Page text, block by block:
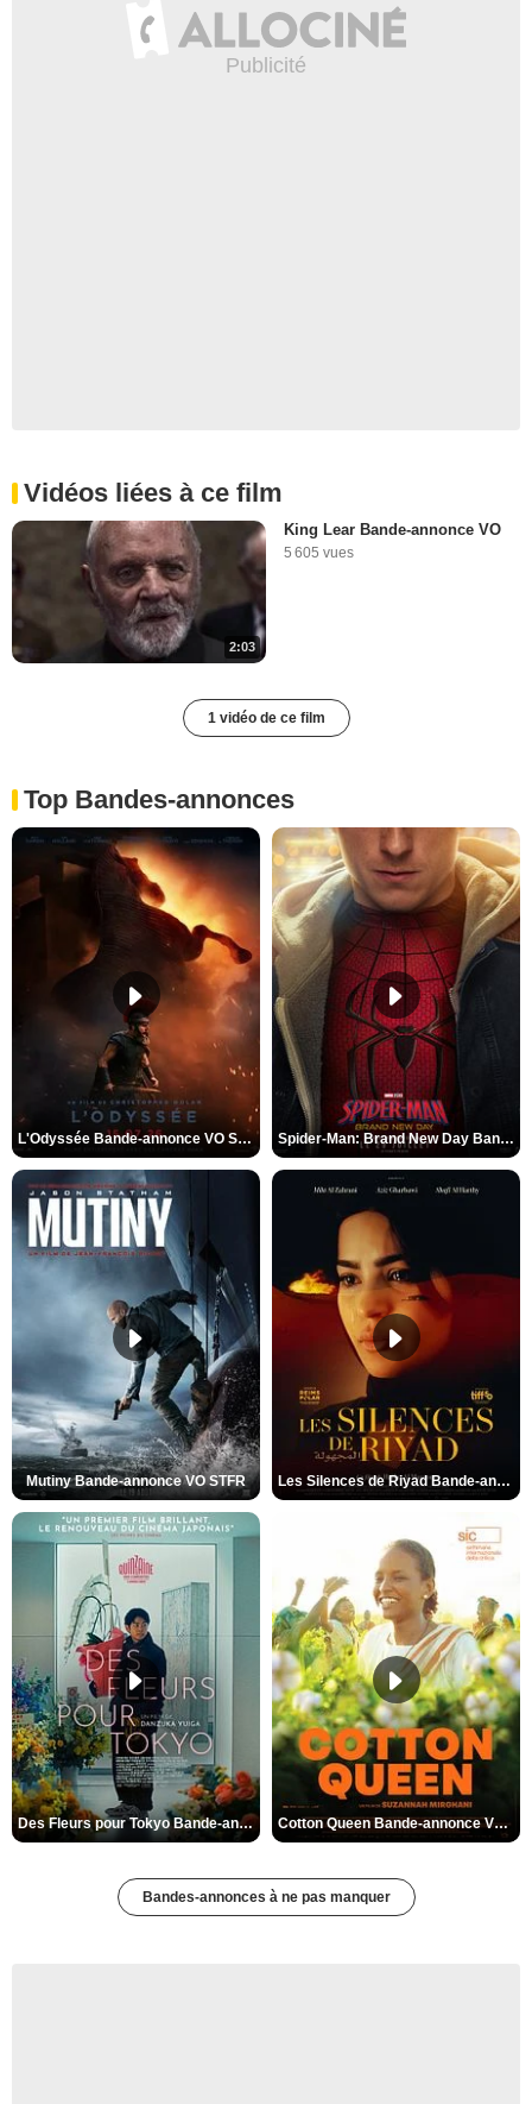
Vidéos liées à ce film
2:03
King Lear Bande-annonce VO
5 605 vues
1 vidéo de ce film
Top Bandes-annonces
L'Odyssée Bande-annonce VO STFR Spider-Man: Brand New Day Bande-annonce VO STFR
Mutiny Bande-annonce VO STFR Les Silences de Riyad Bande-annonce VO STFR
Des Fleurs pour Tokyo Bande-annonce VO STFR Cotton Queen Bande-annonce VO STFR
Bandes-annonces à ne pas manquer